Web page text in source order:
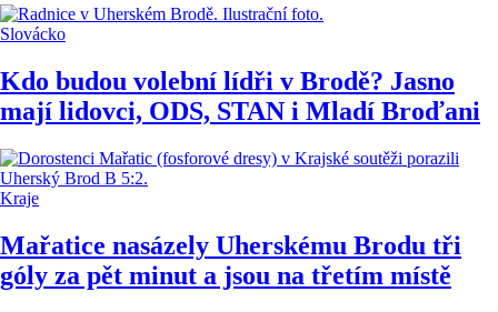
Slovácko
Kdo budou volební lídři v Brodě? Jasno
mají lidovci, ODS, STAN i Mladí Broďani
Kraje
Mařatice nasázely Uherskému Brodu tři
góly za pět minut a jsou na třetím místě